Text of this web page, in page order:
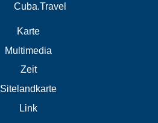
Cuba.Travel
Karte
Multimedia
Zeit
Sitelandkarte
Link